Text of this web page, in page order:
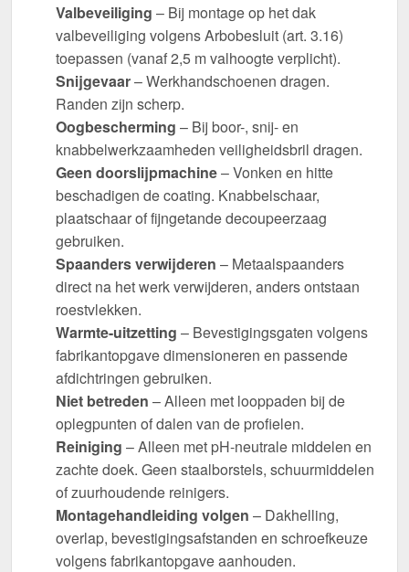
Valbeveiliging – Bij montage op het dak
valbeveiliging volgens Arbobesluit (art. 3.16)
toepassen (vanaf 2,5 m valhoogte verplicht).
Snijgevaar– Werkhandschoenen dragen.
Randen zijn scherp.
Oogbescherming – Bij boor-, snij- en
knabbelwerkzaamheden veiligheidsbril dragen.
Geen doorslijpmachine– Vonken en hitte
beschadigen de coating. Knabbelschaar,
plaatschaar of fijngetande decoupeerzaag
gebruiken.
Spaanders verwijderen – Metaalspaanders
direct na het werk verwijderen, anders ontstaan
roestvlekken.
Warmte-uitzetting – Bevestigingsgaten volgens
fabrikantopgave dimensioneren en passende
afdichtringen gebruiken.
Niet betreden – Alleen met looppaden bij de
oplegpunten of dalen van de profielen.
Reiniging – Alleen met pH-neutrale middelen en
zachte doek. Geen staalborstels, schuurmiddelen
of zuurhoudende reinigers.
Montagehandleiding volgen – Dakhelling,
overlap, bevestigingsafstanden en schroefkeuze
volgens fabrikantopgave aanhouden.